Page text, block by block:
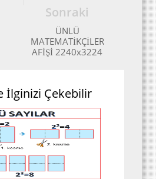
Sonraki
ÜNLÜ
MATEMATİKÇİLER
AFİŞİ 2240x3224
İlginizi Çekebilir